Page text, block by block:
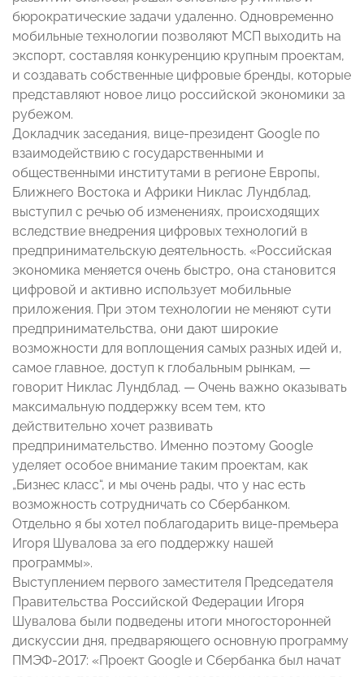
бюрократические задачи удаленно. Одновременно
мобильные технологии позволяют МСП выходить на
экспорт, составляя конкуренцию крупным проектам,
и создавать собственные цифровые бренды, которые
представляют новое лицо российской экономики за
рубежом.
Докладчик заседания, вице-президент Google по
взаимодействию с государственными и
общественными институтами в регионе Европы,
Ближнего Востока и Африки Никлас Лундблад,
выступил с речью об изменениях, происходящих
вследствие внедрения цифровых технологий в
предпринимательскую деятельность. «Российская
экономика меняется очень быстро, она становится
цифровой и активно использует мобильные
приложения. При этом технологии не меняют сути
предпринимательства, они дают широкие
возможности для воплощения самых разных идей и,
самое главное, доступ к глобальным рынкам, —
говорит Никлас Лундблад. — Очень важно оказывать
максимальную поддержку всем тем, кто
действительно хочет развивать
предпринимательство. Именно поэтому Google
уделяет особое внимание таким проектам, как
„Бизнес класс“, и мы очень рады, что у нас есть
возможность сотрудничать со Сбербанком.
Отдельно я бы хотел поблагодарить вице-премьера
Игоря Шувалова за его поддержку нашей
программы».
Выступлением первого заместителя Председателя
Правительства Российской Федерации Игоря
Шувалова были подведены итоги многосторонней
дискуссии дня, предваряющего основную программу
ПМЭФ-2017: «Проект Google и Сбербанка был начат